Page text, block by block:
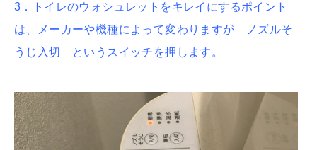
3．トイレのウォシュレットをキレイにするポイント
は、メーカーや機種によって変わりますが ノズルそ
うじ入切 というスイッチを押します。